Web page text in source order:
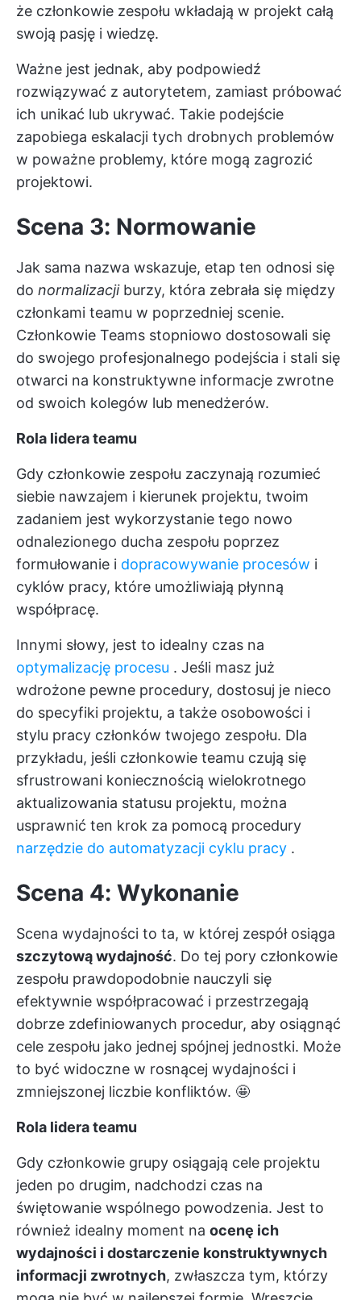
że członkowie zespołu wkładają w projekt całą
swoją pasję i wiedzę.
Ważne jest jednak, aby podpowiedź
rozwiązywać z autorytetem, zamiast próbować
ich unikać lub ukrywać. Takie podejście
zapobiega eskalacji tych drobnych problemów
w poważne problemy, które mogą zagrozić
projektowi.
Scena 3: Normowanie
Jak sama nazwa wskazuje, etap ten odnosi się
do normalizacjiburzy, która zebrała się między
członkami teamu w poprzedniej scenie.
Członkowie Teams stopniowo dostosowali się
do swojego profesjonalnego podejścia i stali się
otwarci na konstruktywne informacje zwrotne
od swoich kolegów lub menedżerów.
Rola lidera teamu
Gdy członkowie zespołu zaczynają rozumieć
siebie nawzajem i kierunek projektu, twoim
zadaniem jest wykorzystanie tego nowo
odnalezionego ducha zespołu poprzez
formułowanie i dopracowywanie procesów i
cyklów pracy, które umożliwiają płynną
współpracę.
Innymi słowy, jest to idealny czas na
optymalizację procesu . Jeśli masz już
wdrożone pewne procedury, dostosuj je nieco
do specyfiki projektu, a także osobowości i
stylu pracy członków twojego zespołu. Dla
przykładu, jeśli członkowie teamu czują się
sfrustrowani koniecznością wielokrotnego
aktualizowania statusu projektu, można
usprawnić ten krok za pomocą procedury
narzędzie do automatyzacji cyklu pracy .
Scena 4: Wykonanie
Scena wydajności to ta, w której zespół osiąga
szczytową wydajność. Do tej pory członkowie
zespołu prawdopodobnie nauczyli się
efektywnie współpracować i przestrzegają
dobrze zdefiniowanych procedur, aby osiągnąć
cele zespołu jako jednej spójnej jednostki. Może
to być widoczne w rosnącej wydajności i
zmniejszonej liczbie konfliktów. 🤩
Rola lidera teamu
Gdy członkowie grupy osiągają cele projektu
jeden po drugim, nadchodzi czas na
świętowanie wspólnego powodzenia. Jest to
również idealny moment na ocenę ich
wydajności i dostarczenie konstruktywnych
informacji zwrotnych, zwłaszcza tym, którzy